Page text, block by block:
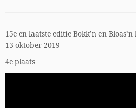
15e en laatste editie Bokk’n en
13 oktober 2019
4e plaats